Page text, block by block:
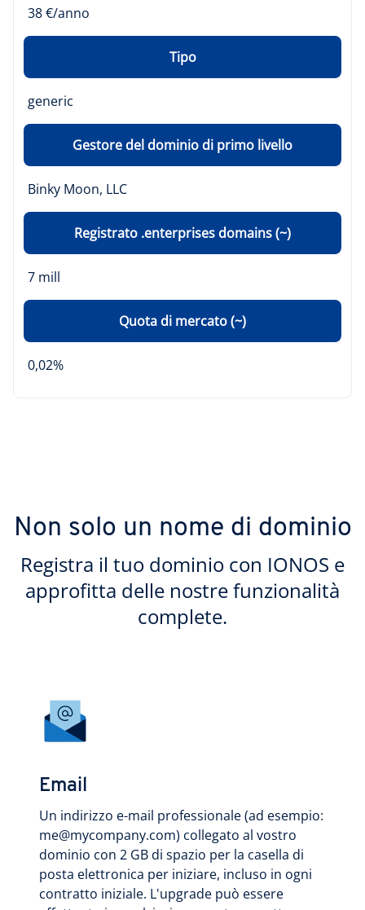
38 €/anno
Tipo
generic
Gestore del dominio di primo livello
Binky Moon, LLC
Registrato .enterprises domains (~)
7 mill
Quota di mercato (~)
0,02%
Non solo un nome di dominio
Registra il tuo dominio con IONOS e
approfitta delle nostre funzionalità
complete.
Email
Un indirizzo e-mail professionale (ad esempio:
me@mycompany.com) collegato al vostro
dominio con 2 GB di spazio per la casella di
posta elettronica per iniziare, incluso in ogni
contratto iniziale. L'upgrade può essere